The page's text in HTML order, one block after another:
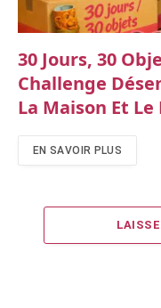
30 Jours, 30
Challenge
La Maison Et
EN SAVOIR PLUS